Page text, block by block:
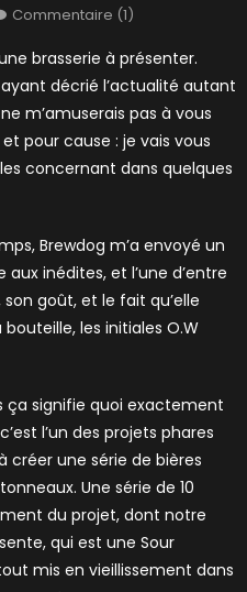
Commentaire (1)
brasserie à présenter.
décrié l’actualité autant
m’amuserais pas à vous
pour cause : je vais vous
concernant dans quelques
Brewdog m’a envoyé un
inédites, et l’une d’entre
goût, et le fait qu’elle
les initiales O.W
ça signifie quoi exactement
l’un des projets phares
créer une série de bières
Une série de 10
du projet, dont notre
qui est une Sour
mis en vieillissement dans